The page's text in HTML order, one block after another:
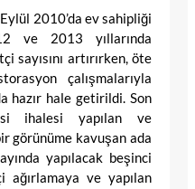
2010’da ev sahipliği
ve 2013 yıllarında
sayısını artırırken, öte
çalışmalarıyla
hazır hale getirildi. Son
ihalesi yapılan ve
görünüme kavuşan ada
yapılacak beşinci
ve yapılan